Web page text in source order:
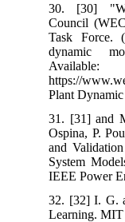
30. [30]
Council
Task
dynamic
https://
Plant
31. [31]
Ospina, P.
and
System
IEEE Power
32. [32] I.
Learning.